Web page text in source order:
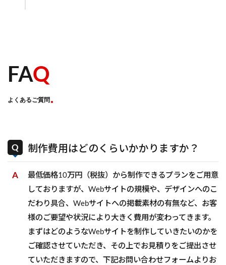
FAQ
よくあるご質問
制作費用はどのくらいかかりますか？
最低価格10万円（税抜）から制作できるプランをご用意
しておりますが、Webサイトの規模や、デザインへのこ
だわり具合、Webサイトへの掲載素材の有無など、お客
様のご要望や状況により大きく費用が変わってきます。
まずはどのようなWebサイトを制作していきたいのかを
ご確認させていただき、その上でお見積りをご提出させ
ていただきますので、下記お問い合わせフォームよりお